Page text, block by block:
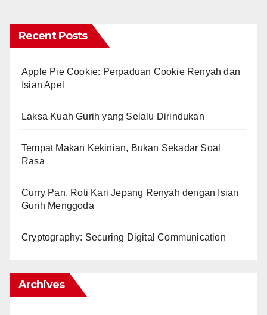
Recent Posts
Apple Pie Cookie: Perpaduan Cookie Renyah dan
Isian Apel
Laksa Kuah Gurih yang Selalu Dirindukan
Tempat Makan Kekinian, Bukan Sekadar Soal
Rasa
Curry Pan, Roti Kari Jepang Renyah dengan Isian
Gurih Menggoda
Cryptography: Securing Digital Communication
Archives